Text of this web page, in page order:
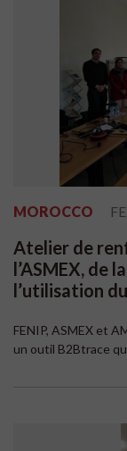
MOROCCO
Atelier de
l’ASMEX, de
l’utilisation
FENIP, ASMEX et
un outil B2Btrace